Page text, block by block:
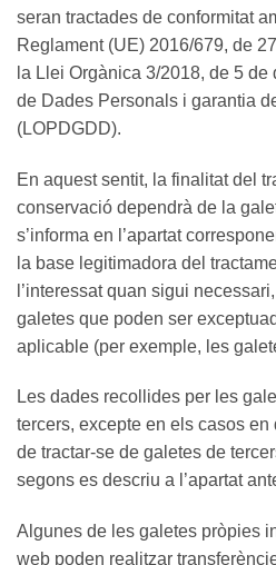
seran tractades de conformitat
Reglament (UE) 2016/679, de
la Llei Orgànica 3/2018, de 5
de Dades Personals i garantia
(LOPDGDD).
En aquest sentit, la finalitat del
conservació dependrà de la
s’informa en l’apartat
la base legitimadora del
l’interessat quan sigui
galetes que poden ser
aplicable (per exemple, les
Les dades recollides per les
tercers, excepte en els casos
de tractar-se de galetes de
segons es descriu a l’apartat
Algunes de les galetes pròpies
web poden realitzar